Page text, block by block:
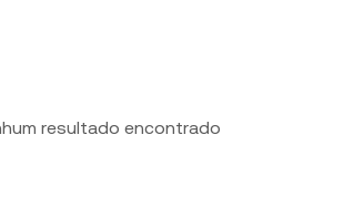
resultado encontrado